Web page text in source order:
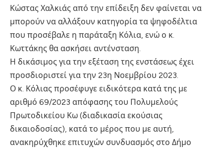
Κώστας Χαλκιάς από την επίδειξη δεν φαίνεται να
μπορούν να αλλάξουν κατηγορία τα ψηφοδέλτια
που προσέβαλε η παράταξη Κόλια, ενώ ο κ.
Κωττάκης θα ασκήσει αντένσταση.
Η δικάσιμος για την εξέταση της ενστάσεως έχει
προσδιοριστεί για την 23η Νοεμβρίου 2023.
Ο κ. Κόλιας προσέφυγε ειδικότερα κατά της με
αριθμό 69/2023 απόφασης του Πολυμελούς
Πρωτοδικείου Κω (διαδικασία εκούσιας
δικαιοδοσίας), κατά το μέρος που με αυτή,
ανακηρύχθηκε επιτυχών συνδυασμός στο Δήμο